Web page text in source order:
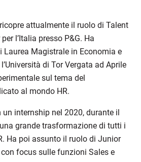
ricopre attualmente il ruolo di Talent
l’Italia presso P&G. Ha
Laurea Magistrale in Economia e
di Tor Vergata ad Aprile
sul tema del
al mondo HR.
un internship nel 2020, durante il
una grande trasformazione di tutti i
. Ha poi assunto il ruolo di Junior
con focus sulle funzioni Sales e